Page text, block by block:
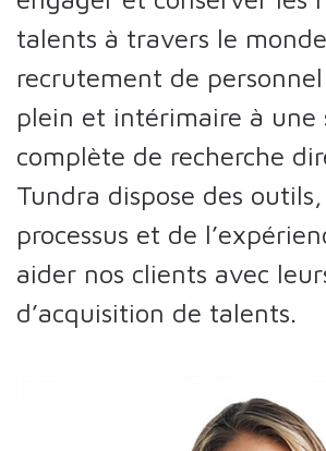
talents à travers le
recrutement de
plein et intérimaire à une
complète de recherche
Tundra dispose des
processus et de
aider nos clients avec
d’acquisition de talents.